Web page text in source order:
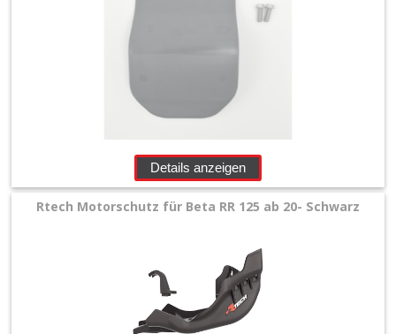
Details anzeigen
Rtech Motorschutz für Beta RR 125 ab 20- Schwarz